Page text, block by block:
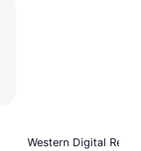
Western Digital Red